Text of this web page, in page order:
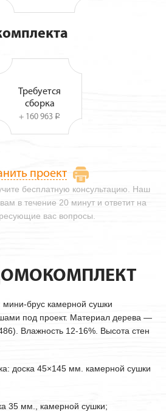
Требуется
сборка
+ 160 963 i
бесплатную консультацию. Наш
в течение 20 минут и ответит на
вас вопросы.
проект
мини-брус камерной сушки
под проект. Материал дерева —
Влажность 12-16%. Высота стен
доска 45×145 мм. камерной сушки
35 мм., камерной сушки;